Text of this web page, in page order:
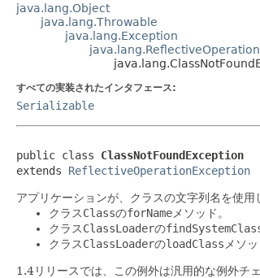
java.lang.Object
java.lang.Throwable
java.lang.Exception
すべての実装されたインタフェース:
Serializable
public class ClassNotFoundException
extends ReflectiveOperationException
アプリケーションが、クラスの文字列名を使
クラスClassのforName メソッド。
クラスClassLoaderの
クラスClassLoaderのloadClass メソッ
1.4リリースでは、この例外は汎用的な例外チ